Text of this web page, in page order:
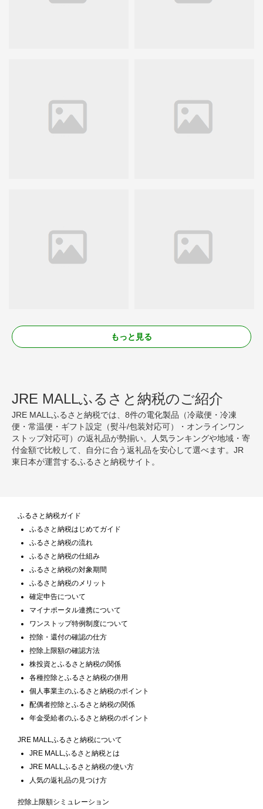
もっと見る
JRE MALLふるさと納税のご紹介
JRE MALLふるさと納税では、8件の電化製品（冷蔵便・冷凍
便・常温便・ギフト設定（熨斗/包装対応可）・オンラインワン
ストップ対応可）の返礼品が勢揃い。人気ランキングや地域・寄
付金額で比較して、自分に合う返礼品を安心して選べます。JR
東日本が運営するふるさと納税サイト。
ふるさと納税ガイド
ふるさと納税はじめてガイド
ふるさと納税の流れ
ふるさと納税の仕組み
ふるさと納税の対象期間
ふるさと納税のメリット
確定申告について
マイナポータル連携について
ワンストップ特例制度について
控除・還付の確認の仕方
控除上限額の確認方法
株投資とふるさと納税の関係
各種控除とふるさと納税の併用
個人事業主のふるさと納税のポイント
配偶者控除とふるさと納税の関係
年金受給者のふるさと納税のポイント
JRE MALLふるさと納税について
JRE MALLふるさと納税とは
JRE MALLふるさと納税の使い方
人気の返礼品の見つけ方
控除上限額シミュレーション